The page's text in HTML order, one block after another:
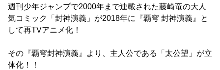
週刊少年ジャンプで2000年まで連載された藤崎竜の大人
気コミック「封神演義」が2018年に『覇穹 封神演義』と
して再TVアニメ化！
その『覇穹封神演義』より、主人公である「太公望」が立
体化！！